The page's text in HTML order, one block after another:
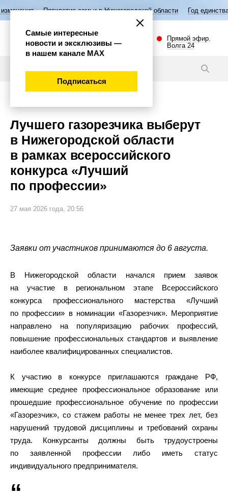
семьи в Нижегородской области Год единства народов России
Прямой эфир.
Волга 24
Лучшего газорезчика выберут
в Нижегородской области
в рамках всероссийского
конкурса «Лучший
по профессии»
27 мая 2026 года, 20:56
Заявки от участников принимаются до 6 августа.
В Нижегородской области начался прием заявок
на участие в региональном этапе Всероссийского
конкурса профессионального мастерства «Лучший
по профессии» в номинации «Газорезчик». Мероприятие
направлено на популяризацию рабочих профессий,
повышение профессиональных стандартов и выявление
наиболее квалифицированных специалистов.
К участию в конкурсе приглашаются граждане РФ,
имеющие среднее профессиональное образование или
прошедшие профессиональное обучение по профессии
«Газорезчик», со стажем работы не менее трех лет, без
нарушений трудовой дисциплины и требований охраны
труда. Конкурсанты должны быть трудоустроены
по заявленной профессии либо иметь статус
индивидуального предпринимателя.
Самые интересные
новости и эксклюзивы —
в нашем канале МАХ
Подписаться